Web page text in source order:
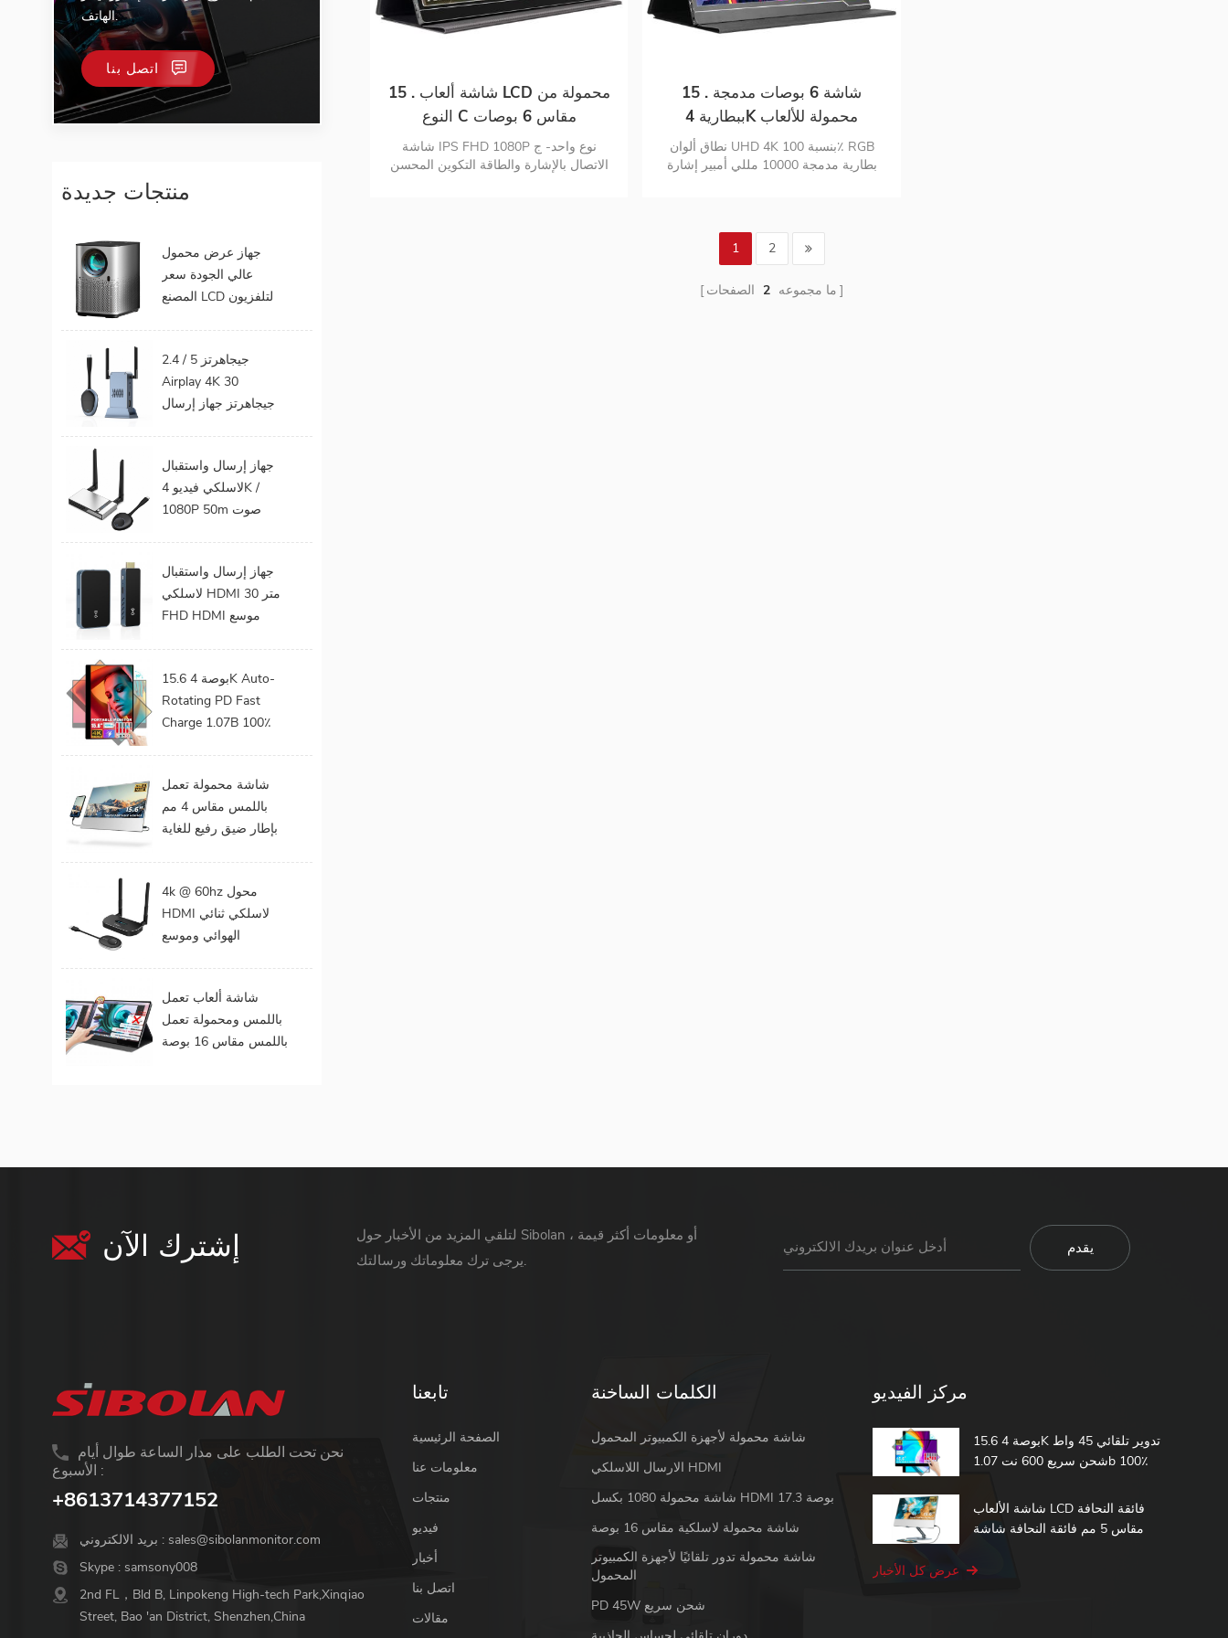
15 . شاشة ألعاب LCD محمولة من
النوع C مقاس 6 بوصات
شاشة IPS FHD 1080P نوع واحد- ج
الاتصال بالإشارة والطاقة التكوين المحسن
15 . شاشة 6 بوصات مدمجة
ببطارية 4K محمولة للألعاب
نطاق ألوان UHD 4K بنسبة 100٪ RGB
بطارية مدمجة 10000 مللي أمبير إشارة
1
2
ما مجموعه 2 الصفحات
الهاتف.
اتصل بنا
منتجات جديدة
جهاز عرض محمول
عالي الجودة سعر
المصنع LCD لتلفزيون
جيجابايت 32 جيجابايت
واي فاي المسرح
المنزلي
2.4 / 5 جيجاهرتز
Airplay 4K 30
جيجاهرتز جهاز إرسال
جهاز إرسال واستقبال
HDMI لاسلكي
جهاز إرسال واستقبال
لاسلكي فيديو 4K /
1080P 50m صوت
جهاز إرسال واستقبال
لاسلكي HDMI 30 متر
FHD HDMI موسع
بروجيكتور للألعاب 0
كمون
15.6 بوصة 4K Auto-
Rotating PD Fast
Charge 1.07B 100٪
Portable Monitor
لأجهزة الكمبيوتر
المحمول
شاشة محمولة تعمل
باللمس مقاس 4 مم
بإطار ضيق رفيع للغاية
بكسل
4k @ 60hz محول
HDMI لاسلكي ثنائي
الهوائي وموسع
شاشة ألعاب تعمل
باللمس ومحمولة تعمل
باللمس مقاس 16 بوصة
إشترك الآن
لتلقي المزيد من الأخبار حول Sibolan أو معلومات أكثر قيمة ،
يرجى ترك معلوماتك ورسالتك.
نحن تحت الطلب على مدار الساعة طوال أيام
الأسبوع :
+8613714377152
بريد الالكتروني : sales@sibolanmonitor.com
Skype : samsony008
2nd FL，Bld B, Linpokeng High-tech Park,Xinqiao
Street, Bao 'an District, Shenzhen,China
تابعنا
الصفحة الرئيسية
معلومات عنا
منتجات
فيديو
أخبار
اتصل بنا
مقالات
الكلمات الساخنة
شاشة محمولة لأجهزة الكمبيوتر المحمول
الارسال اللاسلكي HDMI
شاشة محمولة 1080 بكسل HDMI 17.3 بوصة
شاشة محمولة لاسلكية مقاس 16 بوصة
شاشة محمولة تدور تلقائيًا لأجهزة الكمبيوتر
المحمول
PD 45W شحن سريع
مركز الفيديو
15.6 بوصة 4K تدوير تلقائي 45 واط
شحن سريع 600 نت 1.07b 100٪
باللمس شاشة محمولة
شاشة الألعاب LCD فائقة النحافة
مقاس 5 مم فائقة النحافة شاشة
باللمس المحمولة
عرض كل الأخبار